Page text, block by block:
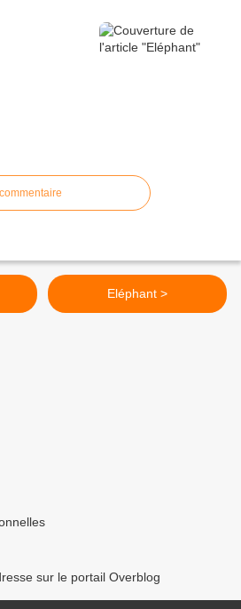
Eléphant >
sur le portail Overblog